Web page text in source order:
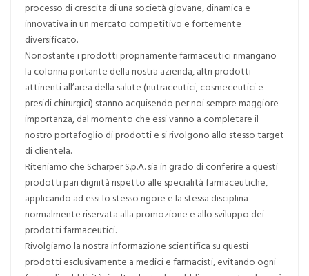
processo di crescita di una società giovane, dinamica e
innovativa in un mercato competitivo e fortemente
diversificato.
Nonostante i prodotti propriamente farmaceutici rimangano
la colonna portante della nostra azienda, altri prodotti
attinenti all’area della salute (nutraceutici, cosmeceutici e
presidi chirurgici) stanno acquisendo per noi sempre maggiore
importanza, dal momento che essi vanno a completare il
nostro portafoglio di prodotti e si rivolgono allo stesso target
di clientela.
Riteniamo che Scharper S.p.A. sia in grado di conferire a questi
prodotti pari dignità rispetto alle specialità farmaceutiche,
applicando ad essi lo stesso rigore e la stessa disciplina
normalmente riservata alla promozione e allo sviluppo dei
prodotti farmaceutici.
Rivolgiamo la nostra informazione scientifica su questi
prodotti esclusivamente a medici e farmacisti, evitando ogni